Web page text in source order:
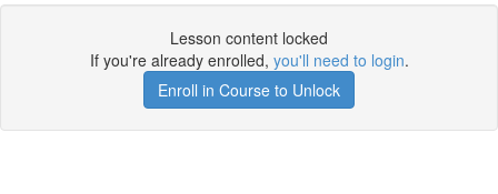
Lesson content locked
If you're already enrolled, you'll need to login.
Enroll in Course to Unlock